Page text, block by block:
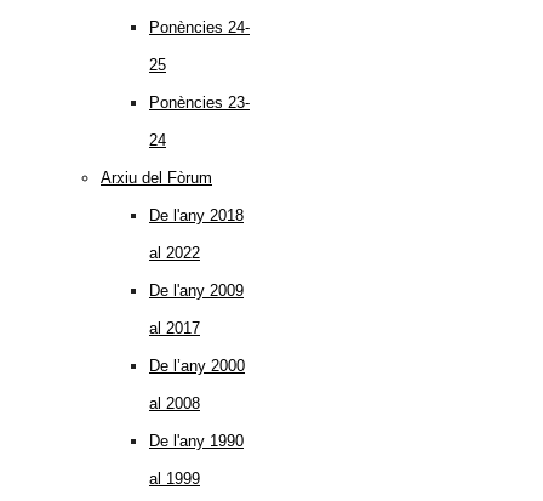
Ponències 24-
25
Ponències 23-
24
Arxiu del Fòrum
De l'any 2018
al 2022
De l'any 2009
al 2017
De l’any 2000
al 2008
De l'any 1990
al 1999